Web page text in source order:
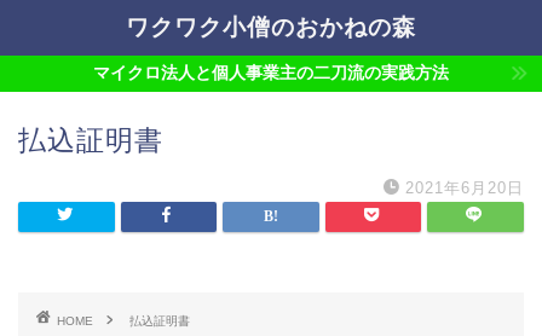
ワクワク小僧のおかねの森
マイクロ法人と個人事業主の二刀流の実践方法
払込証明書
2021年6月20日
HOME 払込証明書